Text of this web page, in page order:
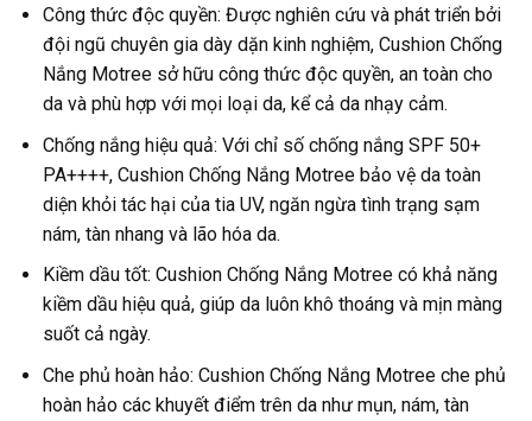
Công thức độc quyền: Được nghiên cứu và phát triển bởi
đội ngũ chuyên gia dày dặn kinh nghiệm, Cushion Chống
Nắng Motree sở hữu công thức độc quyền, an toàn cho
da và phù hợp với mọi loại da, kể cả da nhạy cảm.
Chống nắng hiệu quả: Với chỉ số chống nắng SPF 50+
PA++++, Cushion Chống Nắng Motree bảo vệ da toàn
diện khỏi tác hại của tia UV, ngăn ngừa tình trạng sạm
nám, tàn nhang và lão hóa da.
Kiềm dầu tốt: Cushion Chống Nắng Motree có khả năng
kiềm dầu hiệu quả, giúp da luôn khô thoáng và mịn màng
suốt cả ngày.
Che phủ hoàn hảo: Cushion Chống Nắng Motree che phủ
hoàn hảo các khuyết điểm trên da như mụn, nám, tàn